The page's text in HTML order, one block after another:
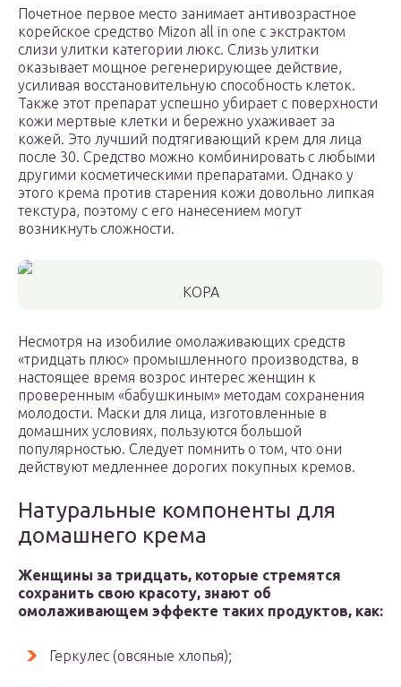
Почетное первое место занимает антивозрастное
корейское средство Mizon all in one с экстрактом
слизи улитки категории люкс. Слизь улитки
оказывает мощное регенерирующее действие,
усиливая восстановительную способность клеток.
Также этот препарат успешно убирает с поверхности
кожи мертвые клетки и бережно ухаживает за
кожей. Это лучший подтягивающий крем для лица
после 30. Средство можно комбинировать с любыми
другими косметическими препаратами. Однако у
этого крема против старения кожи довольно липкая
текстура, поэтому с его нанесением могут
возникнуть сложности.
KOPA
Несмотря на изобилие омолаживающих средств
«тридцать плюс» промышленного производства, в
настоящее время возрос интерес женщин к
проверенным «бабушкиным» методам сохранения
молодости. Маски для лица, изготовленные в
домашних условиях, пользуются большой
популярностью. Следует помнить о том, что они
действуют медленнее дорогих покупных кремов.
Натуральные компоненты для
домашнего крема
Женщины за тридцать, которые стремятся
сохранить свою красоту, знают об
омолаживающем эффекте таких продуктов, как:
Геркулес (овсяные хлопья);